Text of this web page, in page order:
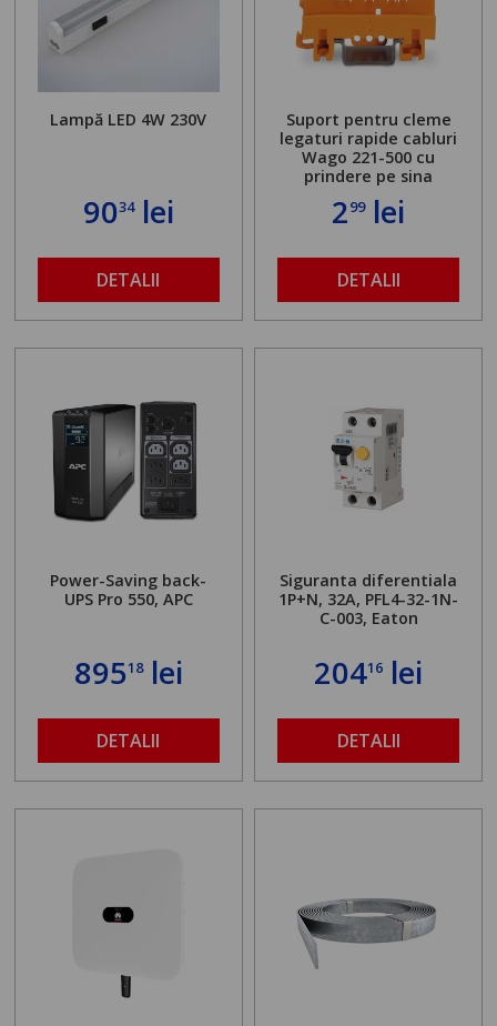
Lampă LED 4W 230V
9034lei
DETALII
Suport pentru cleme
legaturi rapide cabluri
Wago 221-500 cu
prindere pe sina
299lei
DETALII
Power-Saving back-
UPS Pro 550, APC
89518lei
DETALII
Siguranta diferentiala
1P+N, 32A, PFL4-32-1N-
C-003, Eaton
20416 lei
DETALII